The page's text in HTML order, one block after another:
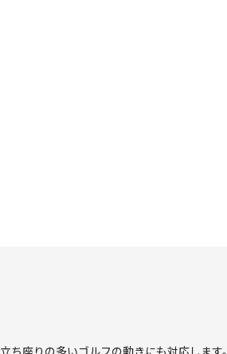
座りの多いゴルフの動きにも対応します。